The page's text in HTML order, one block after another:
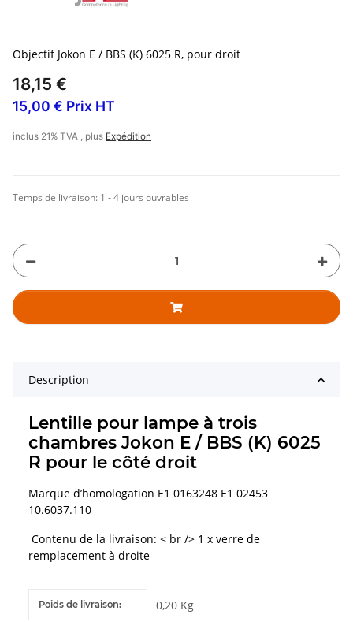
Objectif Jokon E / BBS (K) 6025 R, pour droit
18,15 €
15,00 € Prix HT
inclus 21% TVA , plus Expédition
Temps de livraison: 1 - 4 jours ouvrables
Description
Lentille pour lampe à trois
chambres Jokon E / BBS (K) 6025
R pour le côté droit
Marque d’homologation E1 0163248 E1 02453
10.6037.110
Contenu de la livraison: < br /> 1 x verre de
remplacement à droite
#productDetails.itemInformation#
#productDetails.itemValue#
Poids de livraison: 0,20 Kg